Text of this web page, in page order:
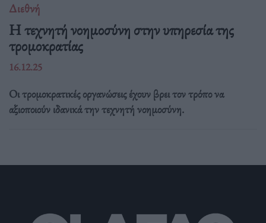
Διεθνή
Η τεχνητή νοημοσύνη στην υπηρεσία της
τρομοκρατίας
16.12.25
Οι τρομοκρατικές οργανώσεις έχουν βρει τον τρόπο να
αξιοποιούν ιδανικά την τεχνητή νοημοσύνη.